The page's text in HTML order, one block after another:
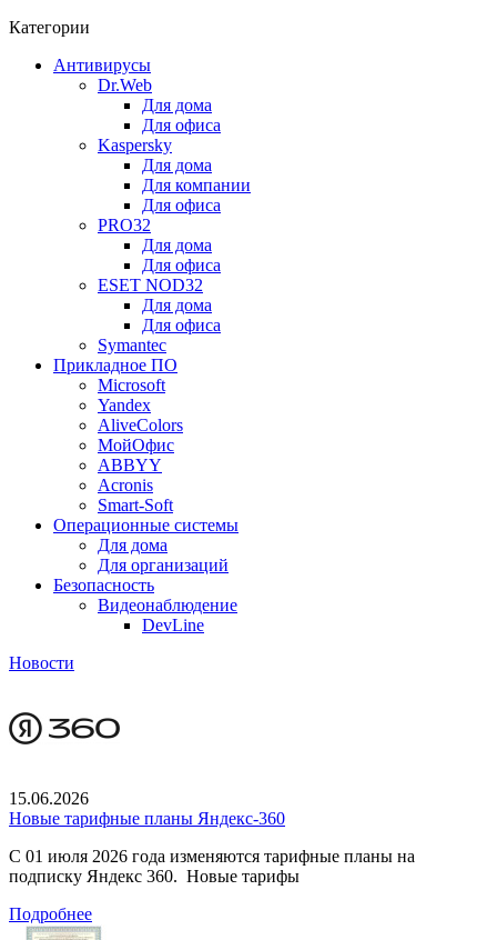
Категории
Антивирусы
Dr.Web
Для дома
Для офиса
Kaspersky
Для дома
Для компании
Для офиса
PRO32
Для дома
Для офиса
ESET NOD32
Для дома
Для офиса
Symantec
Прикладное ПО
Microsoft
Yandex
AliveColors
МойОфис
ABBYY
Acronis
Smart-Soft
Операционные системы
Для дома
Для организаций
Безопасность
Видеонаблюдение
DevLine
Новости
15.06.2026
Новые тарифные планы Яндекс-360
С 01 июля 2026 года изменяются тарифные планы на
подписку Яндекс 360. Новые тарифы
Подробнее